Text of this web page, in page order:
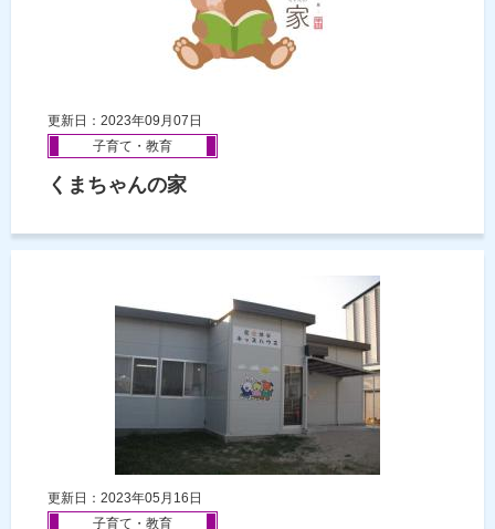
更新日：2023年09月07日
子育て・教育
くまちゃんの家
更新日：2023年05月16日
子育て・教育